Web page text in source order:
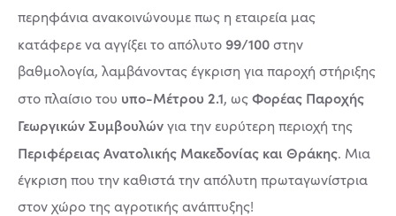
περηφάνια ανακοινώνουμε πως η εταιρεία μας
κατάφερε να αγγίξει το απόλυτο 99/100στην
βαθμολογία, λαμβάνοντας έγκριση για παροχή στήριξης
στο πλαίσιο του υπο-Μέτρου 2.1, ωςΦορέας Παροχής
Γεωργικών Συμβουλώνγια την ευρύτερη περιοχή της
Περιφέρειας Ανατολικής Μακεδονίας και Θράκης. Μια
έγκριση που την καθιστά την απόλυτη πρωταγωνίστρια
στον χώρο της αγροτικής ανάπτυξης!